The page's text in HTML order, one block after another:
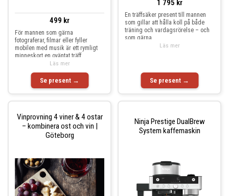
499 kr
För mannen som gärna
fotograferar, filmar eller fyller
mobilen med musik är ett rymligt
minneskort en oväntat träff
Se present →
Läs mer
1 795 kr
En träffsäker present till mannen
som gillar att hålla koll på både
träning och vardagsrörelse – och
som gärna
Se present →
Läs mer
Vinprovning 4 viner & 4 ostar
– kombinera ost och vin |
Göteborg
Ninja Prestige DualBrew
System kaffemaskin